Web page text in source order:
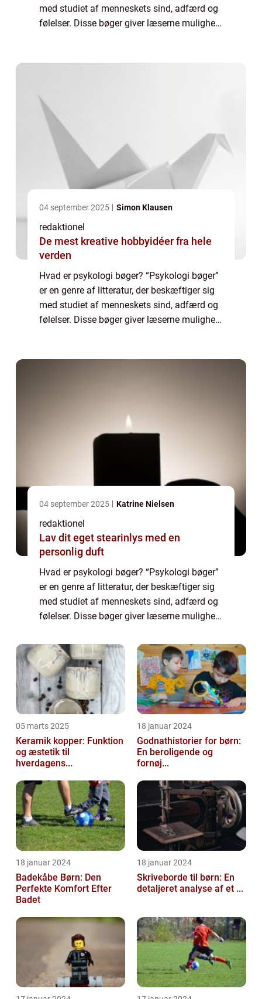
med studiet af menneskets sind, adfærd og
følelser. Disse bøger giver læserne mulighed
04 september 2025 Simon Klausen
redaktionel
De mest kreative hobbyidéer fra hele
verden
Hvad er psykologi bøger? “Psykologi bøger”
er en genre af litteratur, der beskæftiger sig
med studiet af menneskets sind, adfærd og
følelser. Disse bøger giver læserne mulighed
04 september 2025 Katrine Nielsen
redaktionel
Lav dit eget stearinlys med en
personlig duft
Hvad er psykologi bøger? “Psykologi bøger”
er en genre af litteratur, der beskæftiger sig
med studiet af menneskets sind, adfærd og
følelser. Disse bøger giver læserne mulighed
opnå en bedre fo...
05 marts 2025
Keramik kopper: Funktion
og æstetik til
hverdagens...
18 januar 2024
Godnathistorier for børn:
En beroligende og
fornøj...
18 januar 2024
Badekåbe Børn: Den
Perfekte Komfort Efter
Badet
18 januar 2024
Skriveborde til børn: En
detaljeret analyse af et ...